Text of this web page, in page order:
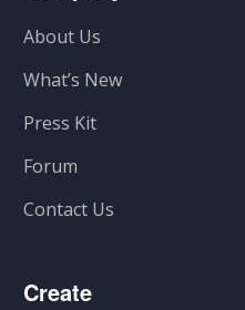
About Us
What’s New
Press Kit
Forum
Contact Us
Create